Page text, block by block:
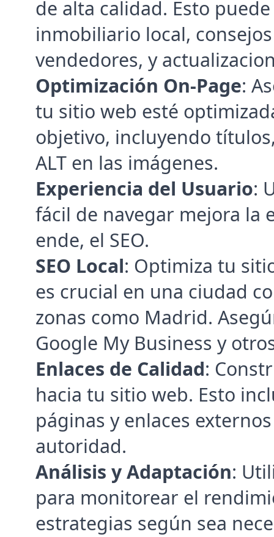
de alta calidad. Esto
inmobiliario local,
vendedores, y
Optimización On-Page:
tu sitio web esté
objetivo, incluyendo
ALT en las imágenes.
Experiencia del Usuario:
fácil de navegar mejora la
ende, el SEO.
SEO Local: Optimiza tu
es crucial en una ciudad
zonas como Madrid.
Google My Business y
Enlaces de Calidad:
hacia tu sitio web. Esto
páginas y enlaces
autoridad.
Análisis y Adaptación:
para monitorear el
estrategias según sea